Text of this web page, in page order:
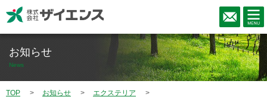
お知らせ
News
TOP お知らせ
エクステリア